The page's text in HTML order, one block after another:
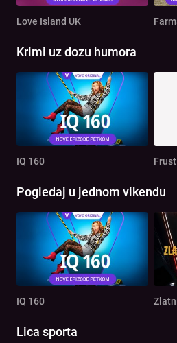
Love Island UK
Krimi uz dozu humora
IQ 160 Frust
Pogledaj u jednom vikendu
IQ 160
Lica sporta